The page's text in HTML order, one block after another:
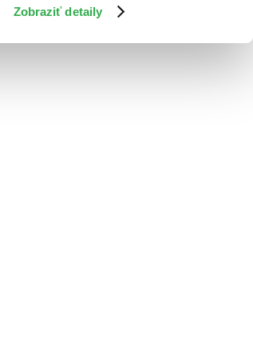
Zobraziť detaily